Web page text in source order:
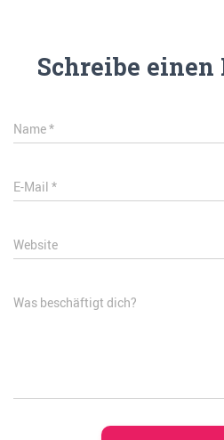
Schreibe
Name*
E-Mail *
Website
Was beschäftigt dich?